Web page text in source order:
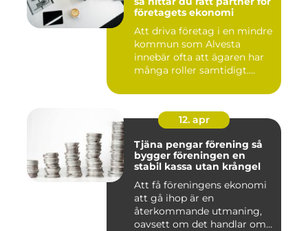
företagets ekonomi
Att driva företag i en mindre
kommun som Alvesta
innebär ofta att ägaren har
många roller samtidigt....
12. apr
Tjäna pengar förening så
bygger föreningen en
stabil kassa utan krångel
Att få föreningens ekonomi
att gå ihop är en
återkommande utmaning,
oavsett om det handlar om